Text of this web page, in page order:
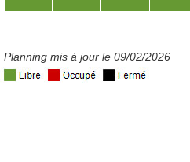
Planning mis à jour le 09/02/2026